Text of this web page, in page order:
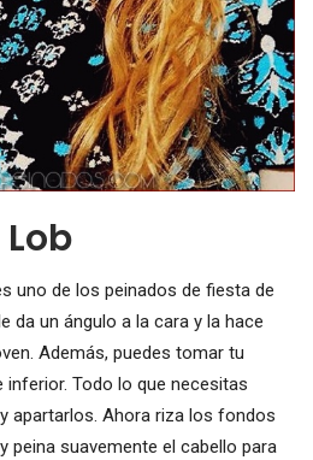
uno de los peinados de fiesta de
da un ángulo a la cara y la hace
Además, puedes tomar tu
inferior. Todo lo que necesitas
apartarlos. Ahora riza los fondos
peina suavemente el cabello para